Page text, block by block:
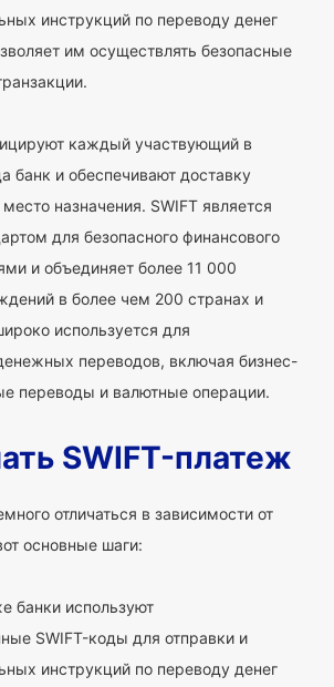
инструкций по переводу денег
им осуществлять безопасные
каждый участвующий в
банк и обеспечивают доставку
назначения. SWIFT является
для безопасного финансового
и объединяет более 11 000
в более чем 200 странах и
используется для
переводов, включая бизнес-
переводы и валютные операции.
SWIFT-платеж
отличаться в зависимости от
основные шаги:
банки используют
SWIFT-коды для отправки и
инструкций по переводу денег